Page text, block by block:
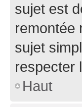
sujet est
remontée
sujet
respecter
Haut